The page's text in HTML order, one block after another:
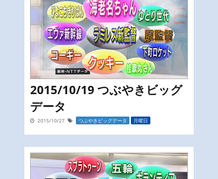
2015/10/19 つぶやきビッグ
データ
2015/10/27 つぶやきビッグデータ 月曜日